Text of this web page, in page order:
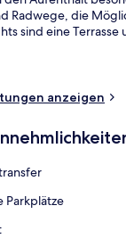
Radwege, die
sind eine
anzeigen
Parkplätze